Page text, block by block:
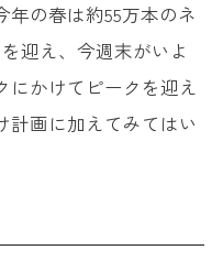
年の春は約55万本のネ
迎え、今週末がいよ
にかけてピークを迎え
計画に加えてみてはい